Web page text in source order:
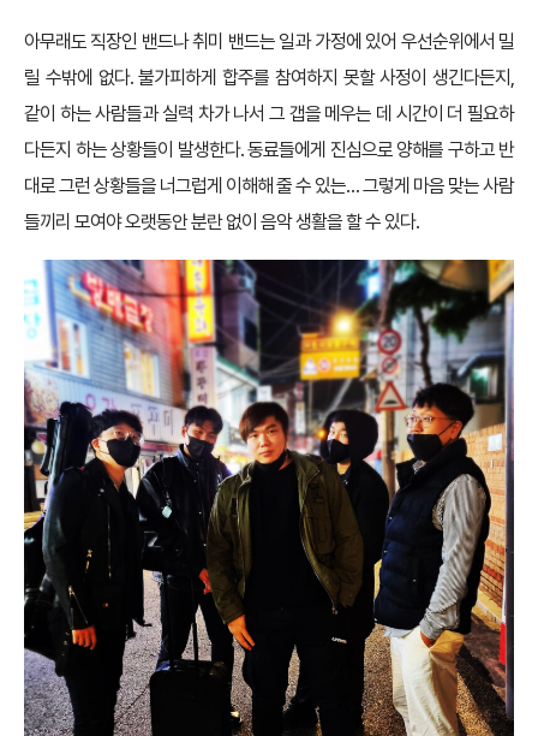
아무래도 직장인 밴드나 취미 밴드는 일과 가정에 있어 우선순위에서 밀
릴 수밖에 없다. 불가피하게 합주를 참여하지 못할 사정이 생긴다든지,
같이 하는 사람들과 실력 차가 나서 그 갭을 메우는 데 시간이 더 필요하
다든지 하는 상황들이 발생한다. 동료들에게 진심으로 양해를 구하고 반
대로 그런 상황들을 너그럽게 이해해 줄 수 있는… 그렇게 마음 맞는 사람
들끼리 모여야 오랫동안 분란 없이 음악 생활을 할 수 있다.